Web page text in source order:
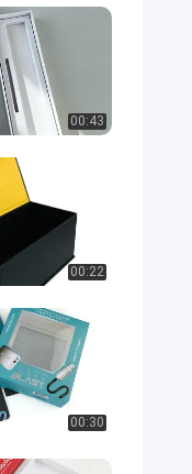
00:43
00:22
00:30